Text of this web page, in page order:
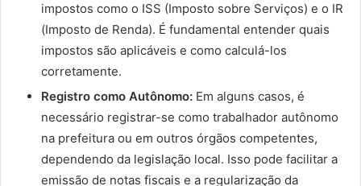
impostos como o ISS (Imposto sobre Serviços) e o IR
(Imposto de Renda). É fundamental entender quais
impostos são aplicáveis e como calculá-los
corretamente.
Registro como Autônomo: Em alguns casos, é
necessário registrar-se como trabalhador autônomo
na prefeitura ou em outros órgãos competentes,
dependendo da legislação local. Isso pode facilitar a
emissão de notas fiscais e a regularização da